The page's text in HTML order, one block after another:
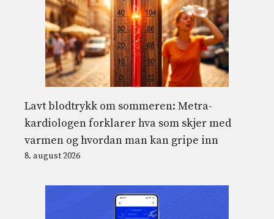
Lavt blodtrykk om sommeren: Metra-
kardiologen forklarer hva som skjer med
varmen og hvordan man kan gripe inn
8. august 2026